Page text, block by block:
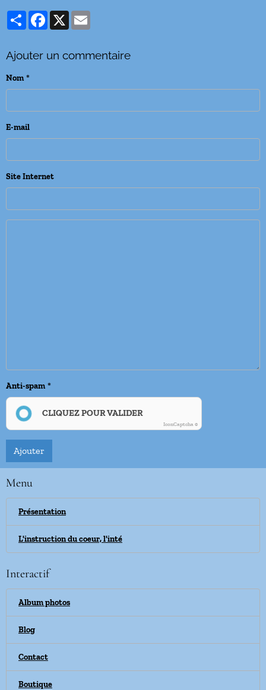
PartagerFacebook
X
Ajouter un commentaire
Nom
E-mail
Site Internet
Anti-spam
CLIQUEZ POUR VALIDER
IconCaptcha ©
Ajouter
Menu
Présentation
L'instruction du coeur, l'inté
Interactif
Album photos
Blog
Contact
Boutique